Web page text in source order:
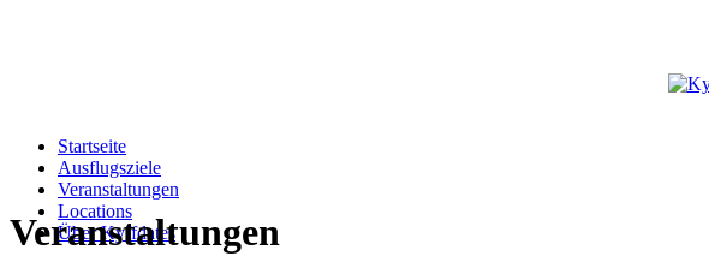
Startseite
Ausflugsziele
Veranstaltungen
Locations
Über Kyffdates
Veranstaltungen